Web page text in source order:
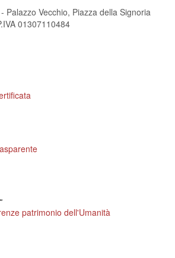
Palazzo Vecchio, Piazza della Signoria
01307110484
patrimonio dell'Umanità